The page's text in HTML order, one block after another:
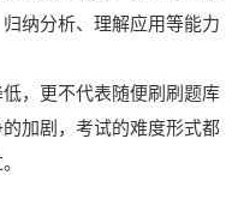
纳分析、理解应用等能力
，更不代表随便刷刷题库
加剧，考试的难度形式都